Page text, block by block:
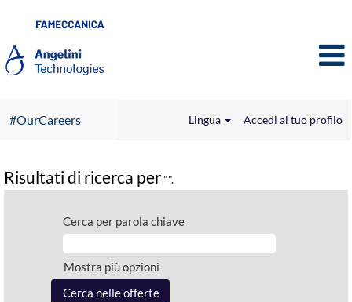
#OurCareers Lingua Accedi al tuo profilo
Risultati di ricerca per "".
Cerca per parola chiave
Mostra più opzioni